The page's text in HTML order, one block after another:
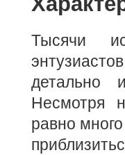
Тысячи
детально
Несмотря
равно